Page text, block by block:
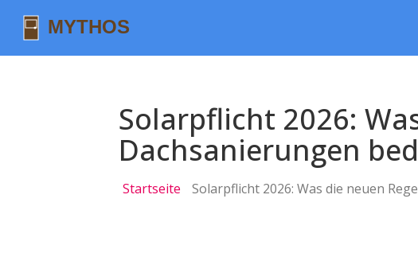
Solarpflicht 2026:
Dachsanierungen
Startseite Solarpflicht 2026: Was die neuen